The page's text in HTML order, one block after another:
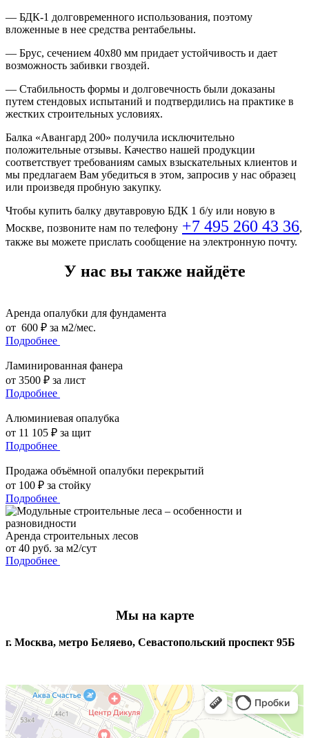
— БДК-1 долговременного использования, поэтому
вложенные в нее средства рентабельны.
— Брус, сечением 40x80 мм придает устойчивость и дает
возможность забивки гвоздей.
— Стабильность формы и долговечность были доказаны
путем стендовых испытаний и подтвердились на практике в
жестких строительных условиях.
Балка «Авангард 200» получила исключительно
положительные отзывы. Качество нашей продукции
соответствует требованиям самых взыскательных клиентов и
мы предлагаем Вам убедиться в этом, запросив у нас образец
или произведя пробную закупку.
Чтобы купить балку двутавровую БДК 1 б/у или новую в
Москве, позвоните нам по телефону +7 495 260 43 36,
также вы можете прислать сообщение на электронную почту.
У нас вы также найдёте
Аренда опалубки для фундамента
от 600 ₽ за м2/мес.
Подробнее
Ламинированная фанера
от 3500 ₽ за лист
Подробнее
Алюминиевая опалубка
от 11 105 ₽ за щит
Подробнее
Продажа объёмной опалубки перекрытий
от 100 ₽ за стойку
Подробнее
Аренда строительных лесов
от 40 руб. за м2/сут
Подробнее
Мы на карте
г. Москва, метро Беляево, Севастопольский проспект 95Б